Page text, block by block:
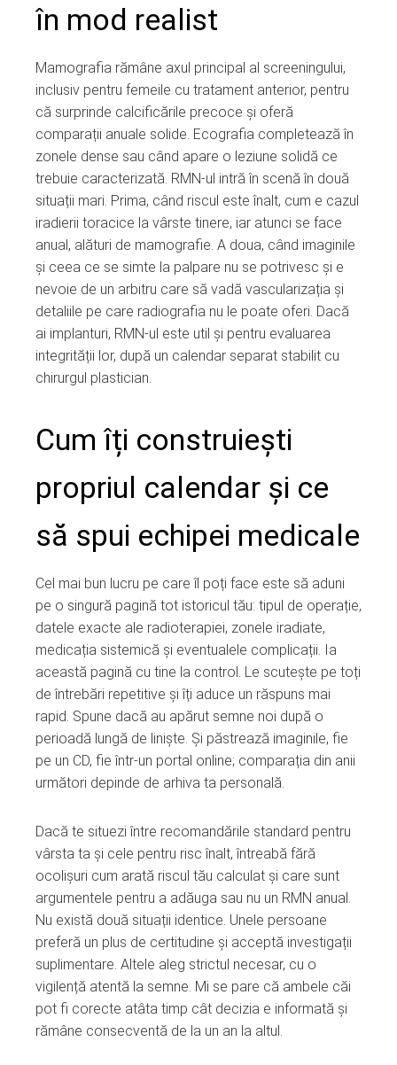
în mod realist
Mamografia rămâne axul principal al screeningului,
inclusiv pentru femeile cu tratament anterior, pentru
că surprinde calcificările precoce și oferă
comparații anuale solide. Ecografia completează în
zonele dense sau când apare o leziune solidă ce
trebuie caracterizată. RMN-ul intră în scenă în două
situații mari. Prima, când riscul este înalt, cum e cazul
iradierii toracice la vârste tinere, iar atunci se face
anual, alături de mamografie. A doua, când imaginile
și ceea ce se simte la palpare nu se potrivesc și e
nevoie de un arbitru care să vadă vascularizația și
detaliile pe care radiografia nu le poate oferi. Dacă
ai implanturi, RMN-ul este util și pentru evaluarea
integrității lor, după un calendar separat stabilit cu
chirurgul plastician.
Cum îți construiești
propriul calendar și ce
să spui echipei medicale
Cel mai bun lucru pe care îl poți face este să aduni
pe o singură pagină tot istoricul tău: tipul de operație,
datele exacte ale radioterapiei, zonele iradiate,
medicația sistemică și eventualele complicații. Ia
această pagină cu tine la control. Le scutește pe toți
de întrebări repetitive și îți aduce un răspuns mai
rapid. Spune dacă au apărut semne noi după o
perioadă lungă de liniște. Și păstrează imaginile, fie
pe un CD, fie într-un portal online; comparația din anii
următori depinde de arhiva ta personală.
Dacă te situezi între recomandările standard pentru
vârsta ta și cele pentru risc înalt, întreabă fără
ocolișuri cum arată riscul tău calculat și care sunt
argumentele pentru a adăuga sau nu un RMN anual.
Nu există două situații identice. Unele persoane
preferă un plus de certitudine și acceptă investigații
suplimentare. Altele aleg strictul necesar, cu o
vigilență atentă la semne. Mi se pare că ambele căi
pot fi corecte atâta timp cât decizia e informată și
rămâne consecventă de la un an la altul.